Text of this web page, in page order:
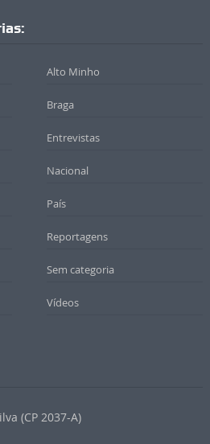
Alto Minho
Braga
Entrevistas
Nacional
País
Reportagens
Sem categoria
Vídeos
(CP 2037-A)